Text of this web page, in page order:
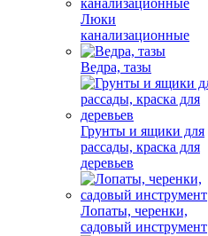
Люки
канализационные
Ведра, тазы
Грунты и ящики для
рассады, краска для
деревьев
Лопаты, черенки,
садовый инструмент